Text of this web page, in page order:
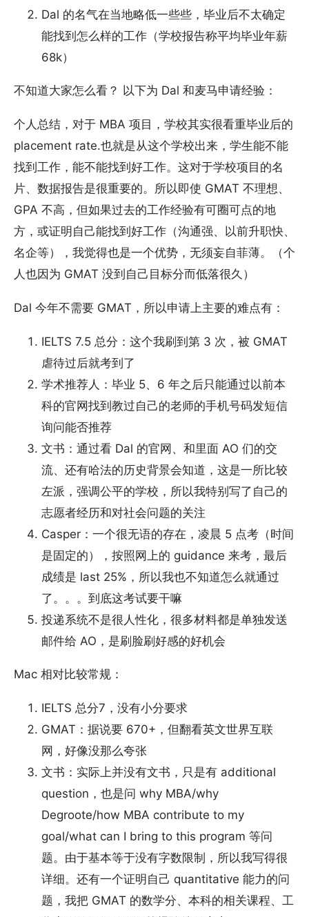
Dal 的名气在当地略低一些些，毕业后不太确定
能找到怎么样的工作（学校报告称平均毕业年薪
68k）
不知道大家怎么看？ 以下为 Dal 和麦马申请经验：
个人总结，对于 MBA 项目，学校其实很看重毕业后的
placement rate.也就是从这个学校出来，学生能不能
找到工作，能不能找到好工作。这对于学校项目的名
片、数据报告是很重要的。所以即使 GMAT 不理想、
GPA 不高，但如果过去的工作经验有可圈可点的地
方，或证明自己能找到好工作（沟通强、以前升职快、
名企等），我觉得也是一个优势，无须妄自菲薄。（个
人也因为 GMAT 没到自己目标分而低落很久）
Dal 今年不需要 GMAT，所以申请上主要的难点有：
IELTS 7.5 总分：这个我刷到第 3 次，被 GMAT
虐待过后就考到了
学术推荐人：毕业 5、6 年之后只能通过以前本
科的官网找到教过自己的老师的手机号码发短信
询问能否推荐
文书：通过看 Dal 的官网、和里面 AO 们的交
流、还有哈法的历史背景会知道，这是一所比较
左派，强调公平的学校，所以我特别写了自己的
志愿者经历和对社会问题的关注
Casper：一个很无语的存在，凌晨 5 点考（时间
是固定的），按照网上的 guidance 来考，最后
成绩是 last 25%，所以我也不知道怎么就通过
了。。。到底这考试要干嘛
投递系统不是很人性化，很多材料都是单独发送
邮件给 AO，是刷脸刷好感的好机会
Mac 相对比较常规：
IELTS 总分7，没有小分要求
GMAT：据说要 670+，但翻看英文世界互联
网，好像没那么夸张
文书：实际上并没有文书，只是有 additional
question，也是问 why MBA/why
Degroote/how MBA contribute to my
goal/what can I bring to this program 等问
题。由于基本等于没有字数限制，所以我写得很
详细。还有一个证明自己 quantitative 能力的问
题，我把 GMAT 的数学分、本科的相关课程、工